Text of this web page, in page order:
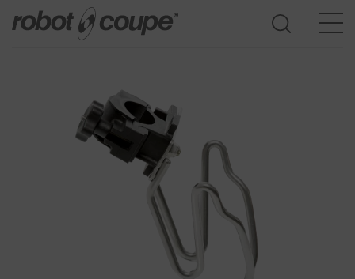
Доступ к Руководству по выбору